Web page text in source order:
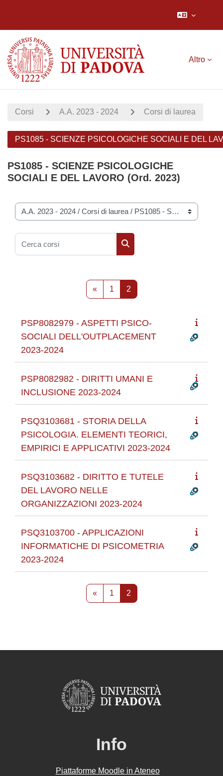
Altro
Corsi A.A. 2023 - 2024 Corsi di laurea
PS1085 - SCIENZE PSICOLOGICHE SOCIALI E DEL
PS1085 - SCIENZE PSICOLOGICHE
SOCIALI E DEL LAVORO (Ord. 2023)
Categorie di corso
Cerca corsi
Cerca corsi
«Pagina precedente
1 Pagina 1
2Pagina 2
PSP8082979 - ASPETTI PSICO-
SOCIALI DELL'OUTPLACEMENT
2023-2024
PSP8082982 - DIRITTI UMANI E
INCLUSIONE 2023-2024
PSQ3103681 - STORIA DELLA
PSICOLOGIA. ELEMENTI TEORICI,
EMPIRICI E APPLICATIVI 2023-2024
PSQ3103682 - DIRITTO E TUTELE
DEL LAVORO NELLE
ORGANIZZAZIONI 2023-2024
PSQ3103700 - APPLICAZIONI
INFORMATICHE DI PSICOMETRIA
2023-2024
«Pagina precedente
1 Pagina 1
2Pagina 2
Info
Piattaforme Moodle in Ateneo